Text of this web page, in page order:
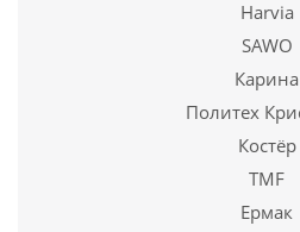
Подробнее
Купить в 1
Harvia
SAWO
Карина
Политех
Костёр
TMF
Ермак